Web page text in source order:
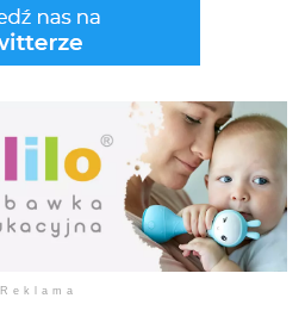
Reklama